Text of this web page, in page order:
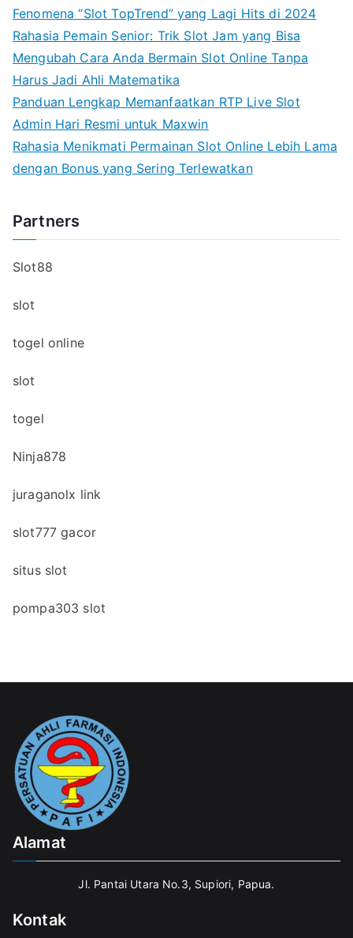
Fenomena “Slot TopTrend” yang Lagi Hits di 2024
Rahasia Pemain Senior: Trik Slot Jam yang Bisa
Mengubah Cara Anda Bermain Slot Online Tanpa
Harus Jadi Ahli Matematika
Panduan Lengkap Memanfaatkan RTP Live Slot
Admin Hari Resmi untuk Maxwin
Rahasia Menikmati Permainan Slot Online Lebih Lama
dengan Bonus yang Sering Terlewatkan
Partners
Slot88
slot
togel online
slot
togel
Ninja878
juraganolx link
slot777 gacor
situs slot
pompa303 slot
Alamat
Jl. Pantai Utara No.3, Supiori, Papua.
Kontak